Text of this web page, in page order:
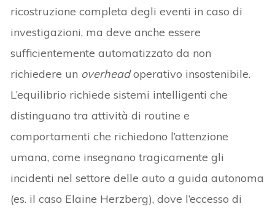
ricostruzione completa degli eventi in caso di
investigazioni, ma deve anche essere
sufficientemente automatizzato da non
richiedere un overheadoperativo insostenibile.
L’equilibrio richiede sistemi intelligenti che
distinguano tra attività di routine e
comportamenti che richiedono l’attenzione
umana, come insegnano tragicamente gli
incidenti nel settore delle auto a guida autonoma
(es. il caso Elaine Herzberg), dove l’eccesso di